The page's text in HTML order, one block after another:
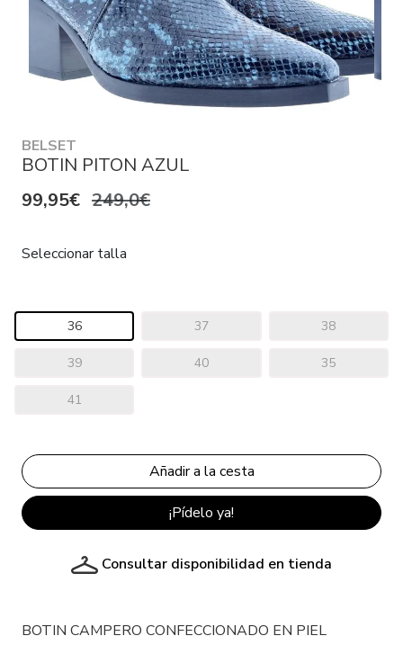
BELSET
BOTIN PITON AZUL
99,95€ 249,0€
Seleccionar talla
36 37 38
39 40 35
41
¡Pídelo ya!
Consultar disponibilidad en tienda
BOTIN CAMPERO CONFECCIONADO EN PIEL